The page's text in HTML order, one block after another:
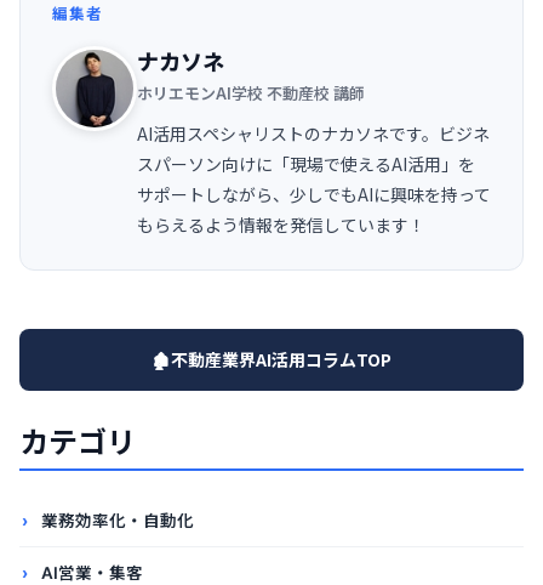
編集者
ナカソネ
ホリエモンAI学校 不動産校 講師
AI活用スペシャリストのナカソネです。ビジネ
スパーソン向けに「現場で使えるAI活用」を
サポートしながら、少しでもAIに興味を持って
もらえるよう情報を発信しています！
🏚️不動産業界AI活用コラムTOP
カテゴリ
業務効率化・自動化
AI営業・集客